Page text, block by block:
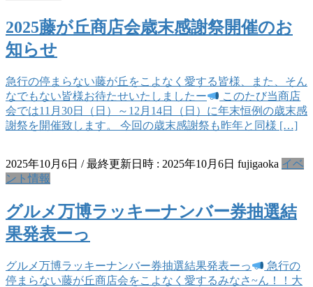
2025藤が丘商店会歳末感謝祭開催のお
知らせ
急行の停まらない藤が丘をこよなく愛する皆様、また、そん
なでもない皆様お待たせいたしましたー
このたび当商店
会では11月30日（日）～12月14日（日）に年末恒例の歳末感
謝祭を開催致します。 今回の歳末感謝祭も昨年と同様 […]
2025年10月6日 / 最終更新日時 : 2025年10月6日 fujigaoka イベ
ント情報
グルメ万博ラッキーナンバー券抽選結
果発表ーっ
グルメ万博ラッキーナンバー券抽選結果発表ーっ
急行の
停まらない藤が丘商店会をこよなく愛するみなさ~ん！！大